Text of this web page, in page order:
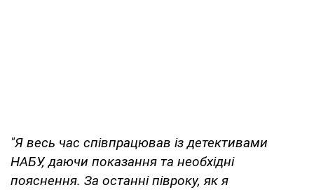
"Я весь час співпрацював із детективами
НАБУ, даючи показання та необхідні
пояснення. За останні півроку, як я